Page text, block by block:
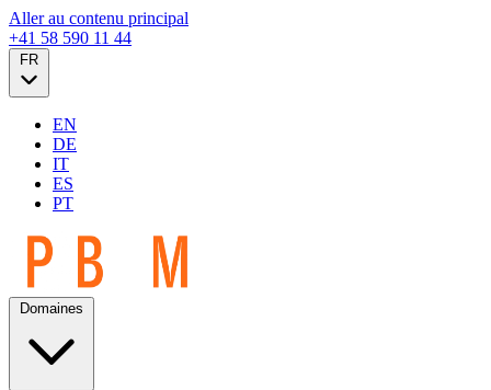
Aller au contenu principal
+41 58 590 11 44
EN
DE
IT
ES
PT